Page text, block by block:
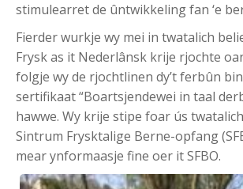
stimulearret de ûntwikkeling fan ‘e
Fierder wurkje wy mei in twatalich
Frysk as it Nederlânsk krije rjochte
folgje wy de rjochtlinen dy’t ferbûn
sertifikaat “Boartsjendewei in taal
hawwe. Wy krije stipe foar ús
Sintrum Frysktalige Berne-opfang
mear ynformaasje fine oer it SFBO.